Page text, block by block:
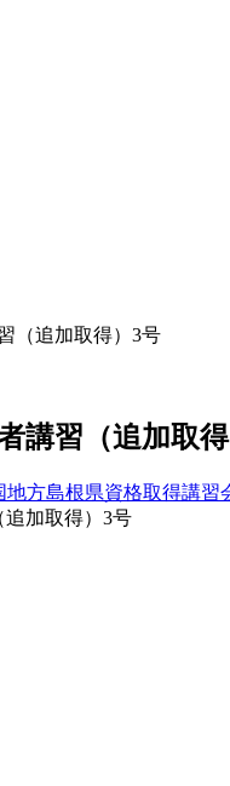
（追加取得）3号
講習（追加取
地方島根県資格取得講習